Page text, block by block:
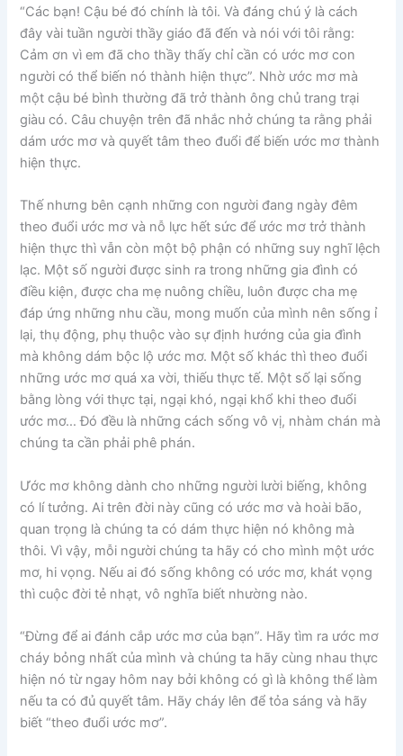
“Các bạn! Cậu bé đó chính là tôi. Và đáng chú ý là cách
đây vài tuần người thầy giáo đã đến và nói với tôi rằng:
Cảm ơn vì em đã cho thầy thấy chỉ cần có ước mơ con
người có thể biến nó thành hiện thực”. Nhờ ước mơ mà
một cậu bé bình thường đã trở thành ông chủ trang trại
giàu có. Câu chuyện trên đã nhắc nhở chúng ta rằng phải
dám ước mơ và quyết tâm theo đuổi để biến ước mơ thành
hiện thực.
Thế nhưng bên cạnh những con người đang ngày đêm
theo đuổi ước mơ và nỗ lực hết sức để ước mơ trở thành
hiện thực thì vẫn còn một bộ phận có những suy nghĩ lệch
lạc. Một số người được sinh ra trong những gia đình có
điều kiện, được cha mẹ nuông chiều, luôn được cha mẹ
đáp ứng những nhu cầu, mong muốn của mình nên sống ỉ
lại, thụ động, phụ thuộc vào sự định hướng của gia đình
mà không dám bộc lộ ước mơ. Một số khác thì theo đuổi
những ước mơ quá xa vời, thiếu thực tế. Một số lại sống
bằng lòng với thực tại, ngại khó, ngại khổ khi theo đuổi
ước mơ… Đó đều là những cách sống vô vị, nhàm chán mà
chúng ta cần phải phê phán.
Ước mơ không dành cho những người lười biếng, không
có lí tưởng. Ai trên đời này cũng có ước mơ và hoài bão,
quan trọng là chúng ta có dám thực hiện nó không mà
thôi. Vì vậy, mỗi người chúng ta hãy có cho mình một ước
mơ, hi vọng. Nếu ai đó sống không có ước mơ, khát vọng
thì cuộc đời tẻ nhạt, vô nghĩa biết nhường nào.
“Đừng để ai đánh cắp ước mơ của bạn”. Hãy tìm ra ước mơ
cháy bỏng nhất của mình và chúng ta hãy cùng nhau thực
hiện nó từ ngay hôm nay bởi không có gì là không thể làm
nếu ta có đủ quyết tâm. Hãy cháy lên để tỏa sáng và hãy
biết “theo đuổi ước mơ”.